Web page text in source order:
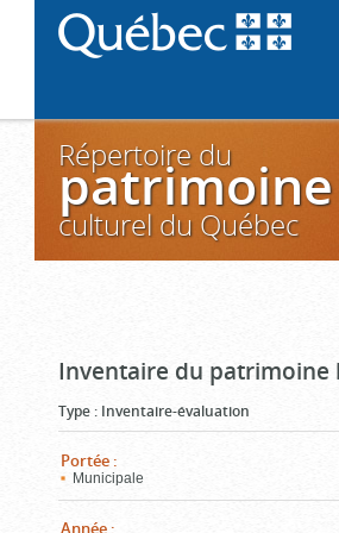
Répertoire du
patrimoine
culturel du Québec
Inventaire du patrimoine
Type : Inventaire-évaluation
Portée :
Municipale